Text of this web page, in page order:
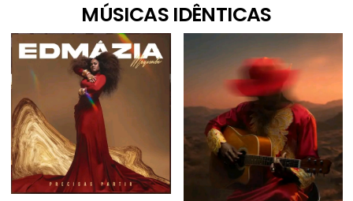
MÚSICAS IDÊNTICAS